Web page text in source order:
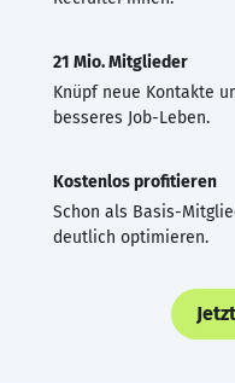
21 Mio. Mitglieder
Knüpf neue Kontakte
besseres Job-Leben.
Kostenlos profitieren
Schon als Basis-
deutlich optimieren.